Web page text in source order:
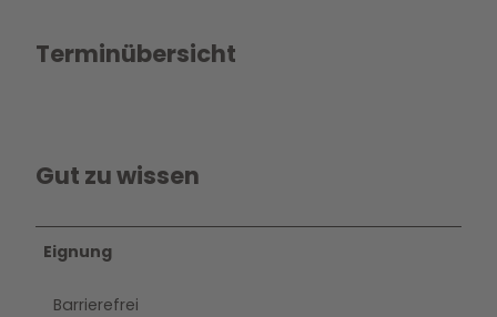
Terminübersicht
Gut zu wissen
Eignung
Barrierefrei